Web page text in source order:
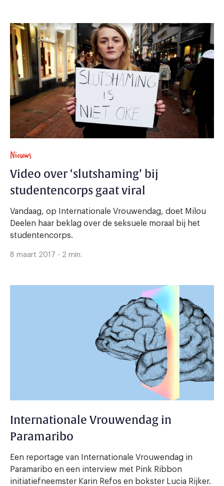
Nieuws
Video over ‘slutshaming’ bij
studentencorps gaat viral
Vandaag, op Internationale Vrouwendag, doet Milou
Deelen haar beklag over de seksuele moraal bij het
studentencorps.
8 maart 2017 - 2 min.
Internationale Vrouwendag in
Paramaribo
Een reportage van Internationale Vrouwendag in
Paramaribo en een interview met Pink Ribbon
initiatiefneemster Karin Refos en bokster Lucia Rijker.